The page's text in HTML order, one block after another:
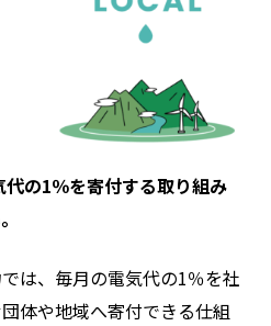
の1％を寄付する取り組み
は、毎月の電気代の1％を社
体や地域へ寄付できる仕組